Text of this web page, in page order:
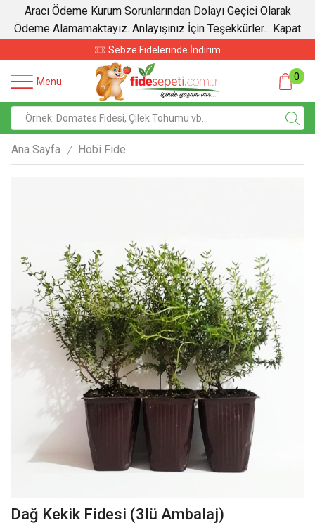
Aracı Ödeme Kurum Sorunlarından Dolayı Geçici Olarak
Ödeme Alamamaktayız. Anlayışınız İçin Teşekkürler... Kapat
Sebze Fidelerinde İndirim
Menu 0
Ana Sayfa / Hobi Fide
Dağ Kekik Fidesi (3lü Ambalaj)